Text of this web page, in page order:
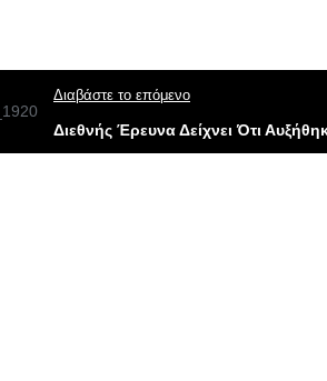
Διαβάστε το επόμενο
Διεθνής Έρευνα Δείχνει Ότι